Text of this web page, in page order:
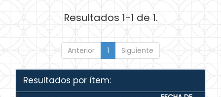
Resultados 1-1 de 1.
Anterior 1 Siguiente
Resultados por ítem: